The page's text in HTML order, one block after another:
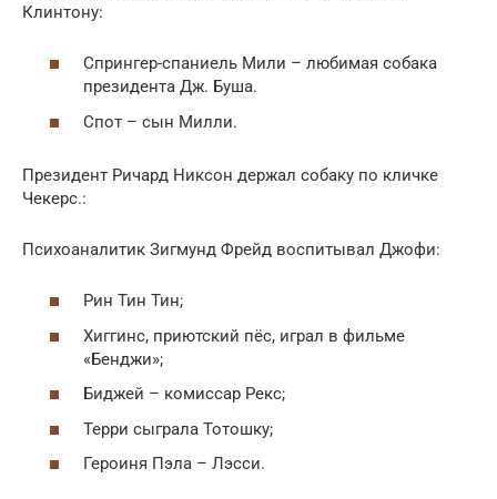
Клинтону:
Спрингер-спаниель Мили – любимая собака
президента Дж. Буша.
Спот – сын Милли.
Президент Ричард Никсон держал собаку по кличке
Чекерс.:
Психоаналитик Зигмунд Фрейд воспитывал Джофи:
Рин Тин Тин;
Хиггинс, приютский пёс, играл в фильме
«Бенджи»;
Биджей – комиссар Рекс;
Терри сыграла Тотошку;
Героиня Пэла – Лэсси.